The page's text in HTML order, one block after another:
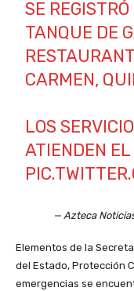
SE
TANQUE DE
CARMEN,
LOS
ATIENDEN
— Azteca
Elementos de la
del Estado, Protección
emergencias se